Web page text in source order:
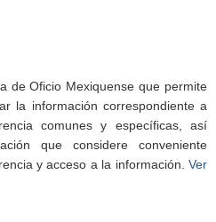
de Oficio Mexiquense que permite
la información correspondiente a
comunes y específicas, así
que considere conveniente
y acceso a la información. Ver